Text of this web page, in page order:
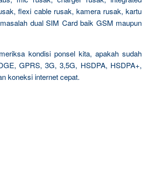
flexi cable rusak, kamera rusak, kartu
dual SIM Card baik GSM maupun
kondisi ponsel kita, apakah sudah
GPRS, 3G, 3,5G, HSDPA, HSDPA+,
koneksi internet cepat.